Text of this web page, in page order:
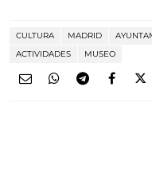
CULTURA MADRID
ACTIVIDADES
MUSEO